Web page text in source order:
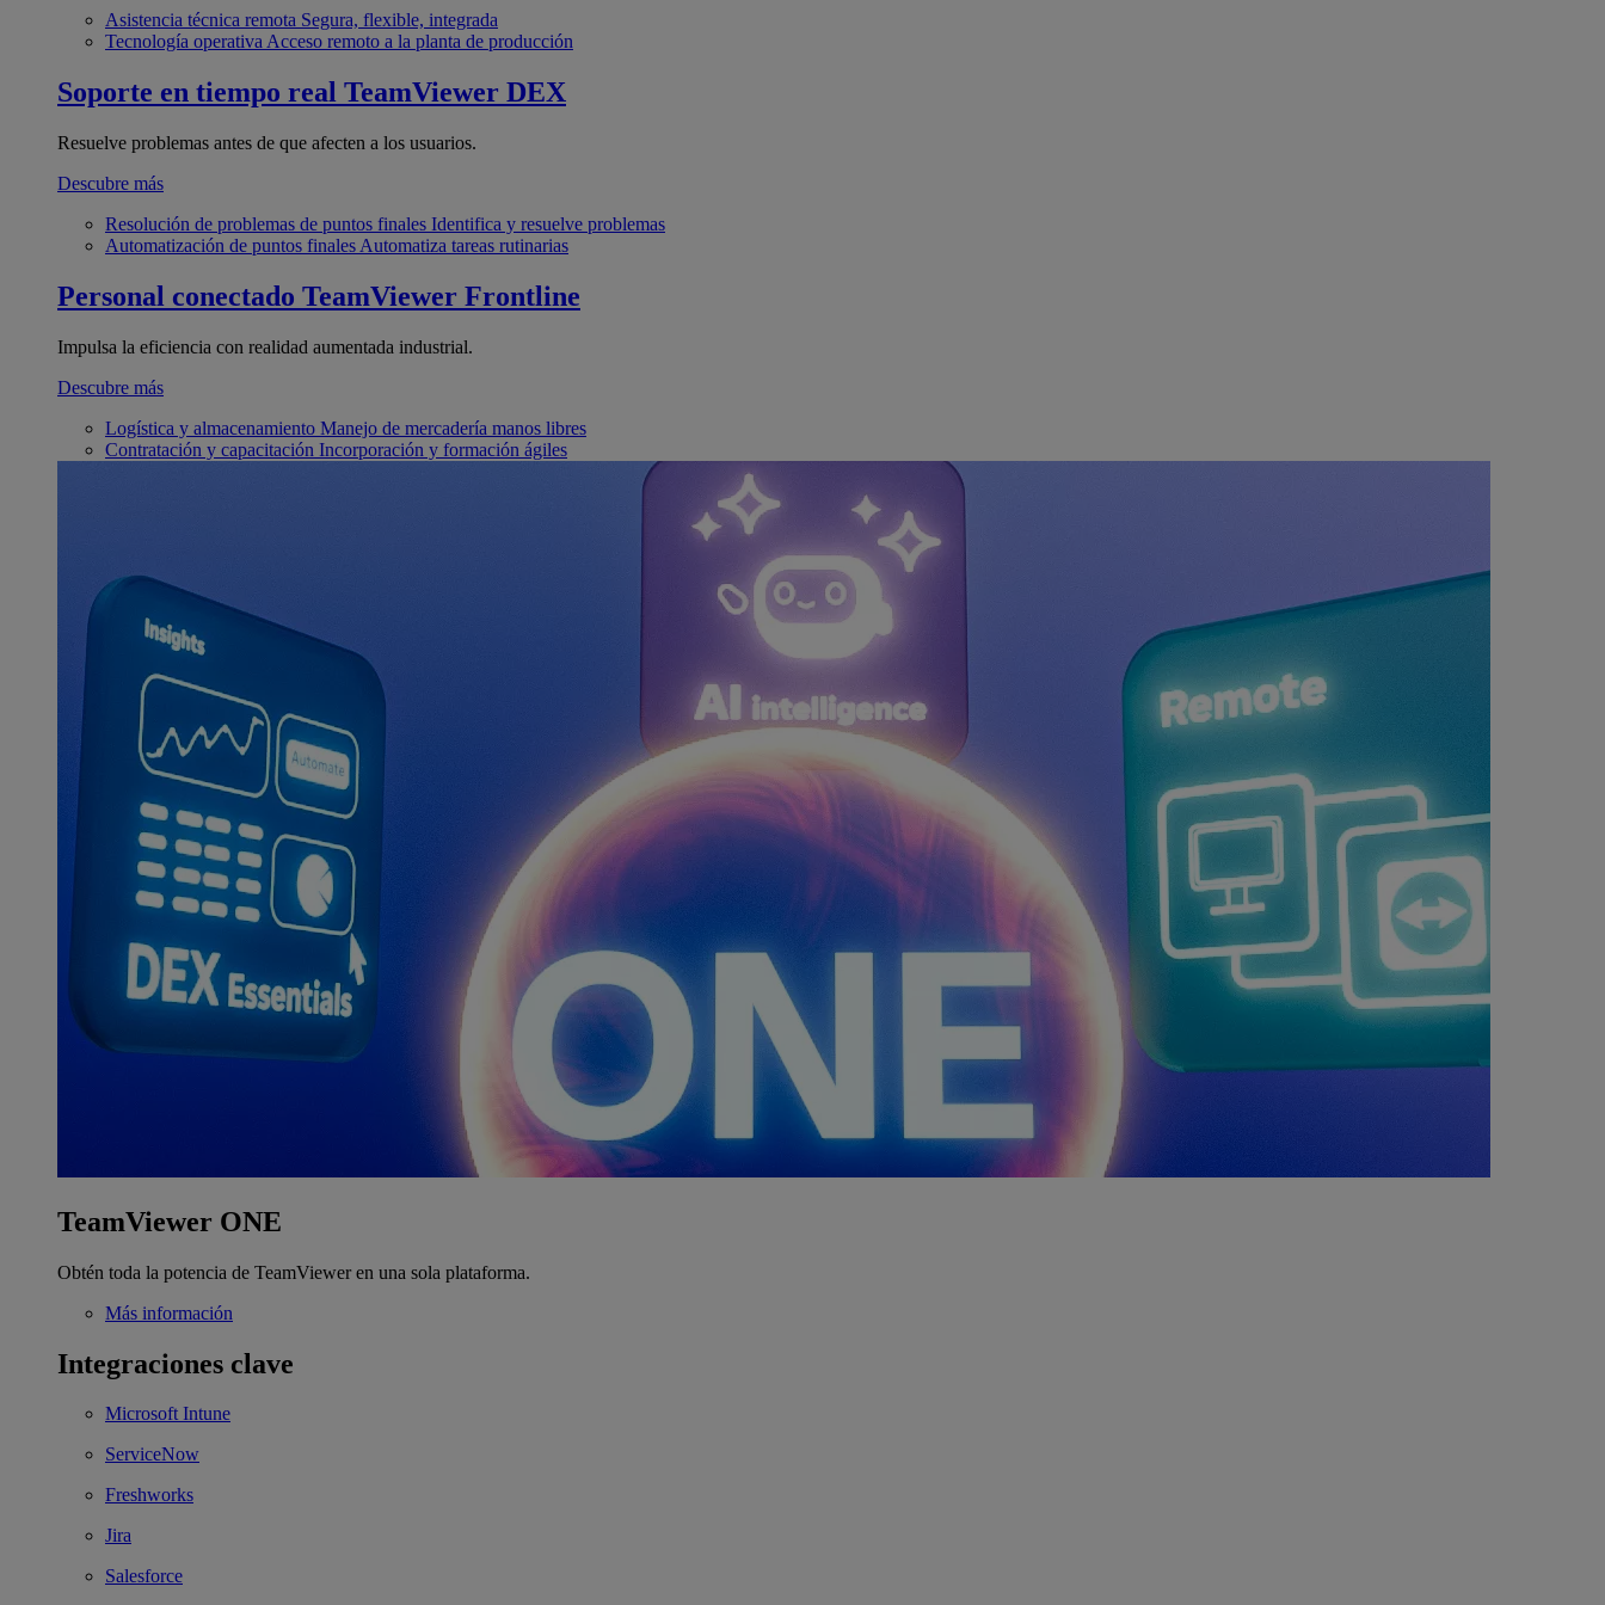
Asistencia técnica remota Segura, flexible, integrada
Tecnología operativa Acceso remoto a la planta de producción
Soporte en tiempo real TeamViewer DEX
Resuelve problemas antes de que afecten a los usuarios.
Descubre más
Resolución de problemas de puntos finales Identifica y resuelve problemas
Automatización de puntos finales Automatiza tareas rutinarias
Personal conectado TeamViewer Frontline
Impulsa la eficiencia con realidad aumentada industrial.
Descubre más
Logística y almacenamiento Manejo de mercadería manos libres
Contratación y capacitación Incorporación y formación ágiles
TeamViewer ONE
Obtén toda la potencia de TeamViewer en una sola plataforma.
Más información
Integraciones clave
Microsoft Intune
ServiceNow
Freshworks
Jira
Salesforce